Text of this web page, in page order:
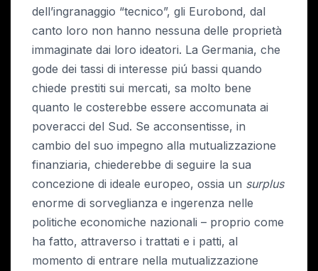
dell’ingranaggio “tecnico”, gli Eurobond, dal
canto loro non hanno nessuna delle proprietà
immaginate dai loro ideatori. La Germania, che
gode dei tassi di interesse piú bassi quando
chiede prestiti sui mercati, sa molto bene
quanto le costerebbe essere accomunata ai
poveracci del Sud. Se acconsentisse, in
cambio del suo impegno alla mutualizzazione
finanziaria, chiederebbe di seguire la sua
concezione di ideale europeo, ossia un surplus
enorme di sorveglianza e ingerenza nelle
politiche economiche nazionali – proprio come
ha fatto, attraverso i trattati e i patti, al
momento di entrare nella mutualizzazione